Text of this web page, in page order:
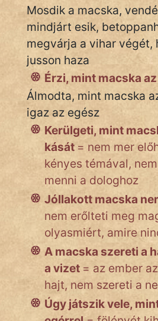
vörös ördög
nagyöreg
NapHold
Név nélkül
pszichopati
szegény legény
Hoffer Botond
szemfüles
Mosdik a macska,
mindjárt esik,
megvárja a vihar végét,
jusson haza
Érzi, mint macska
Álmodta, mint macska
igaz az egész
Kerülgeti, mint
kását = nem mer
kényes témával,
menni a dologhoz
Jóllakott macska
nem erőlteti meg
olyasmiért, amire
A macska szereti a
a vizet = az ember
hajt, nem szereti a
Úgy játszik vele,